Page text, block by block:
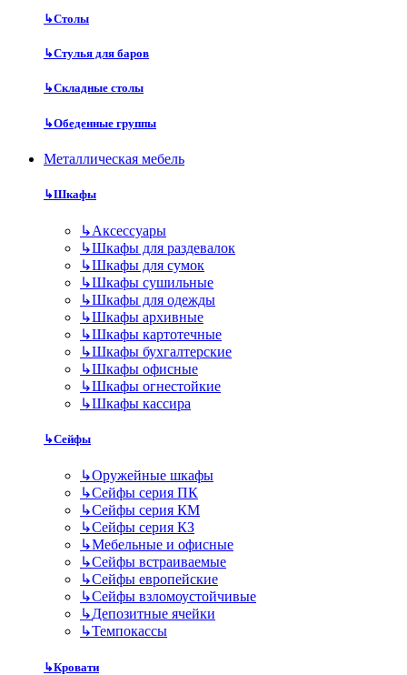
↳Столы
↳Стулья для баров
↳Складные столы
↳Обеденные группы
Металлическая мебель
↳Шкафы
↳Аксессуары
↳Шкафы для раздевалок
↳Шкафы для сумок
↳Шкафы сушильные
↳Шкафы для одежды
↳Шкафы архивные
↳Шкафы картотечные
↳Шкафы бухгалтерские
↳Шкафы офисные
↳Шкафы огнестойкие
↳Шкафы кассира
↳Сейфы
↳Оружейные шкафы
↳Сейфы серия ПК
↳Сейфы серия КМ
↳Сейфы серия КЗ
↳Мебельные и офисные
↳Сейфы встраиваемые
↳Сейфы европейские
↳Сейфы взломоустойчивые
↳Депозитные ячейки
↳Темпокассы
↳Кровати